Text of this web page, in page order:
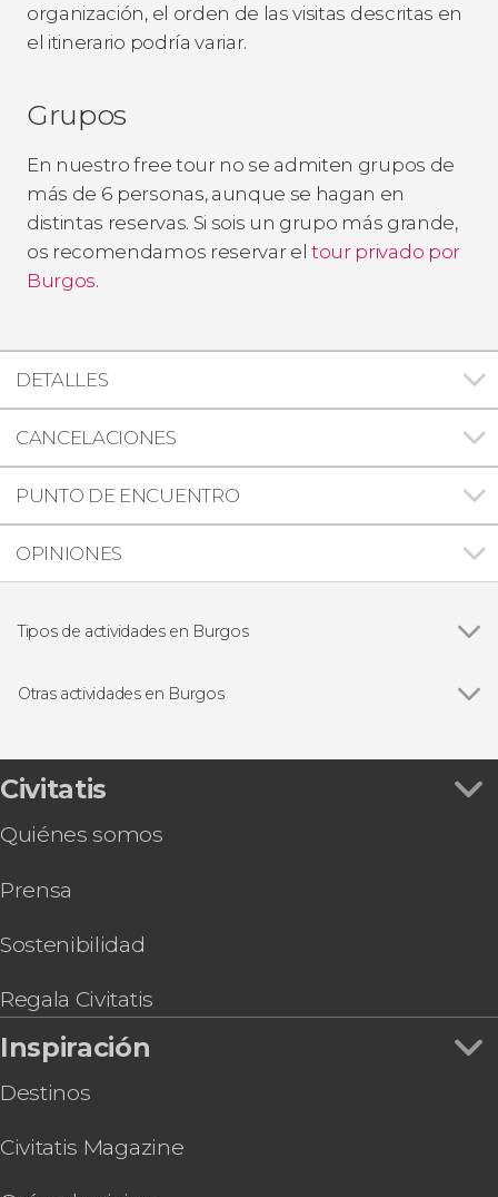
organización, el orden de las visitas descritas en
el itinerario podría variar.
Grupos
En nuestro free tour no se admiten grupos de
más de 6 personas, aunque se hagan en
distintas reservas. Si sois un grupo más grande,
os recomendamos reservar eltour privado por
Burgos.
DETALLES
CANCELACIONES
PUNTO DE ENCUENTRO
OPINIONES
Tipos de actividades en Burgos
Otras actividades en Burgos
Free tour de los misterios y leyendas de Burgos
Free tour del Cid por Burgos
Civitatis
Quiénes somos
Prensa
Sostenibilidad
Regala Civitatis
Inspiración
Destinos
Civitatis Magazine